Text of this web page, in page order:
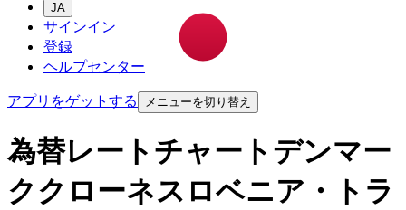
JA
サインイン
登録
ヘルプセンター
アプリをゲットする
メニューを切り替え
為替レートチャートデンマー
ククローネスロベニア・トラ